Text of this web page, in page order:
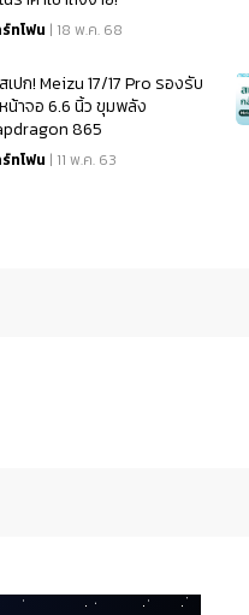
ทโฟน | 18 พ.ค. 68
เปก! Meizu 17/17 Pro รองรับ
น้าจอ 6.6 นิ้ว ขุมพลัง
865
ทโฟน | 11 พ.ค. 63